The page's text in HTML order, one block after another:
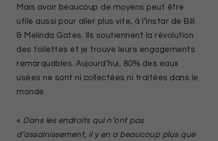
Mais avoir beaucoup de moyens peut être
utile aussi pour aller plus vite, à l’instar de Bill
& Melinda Gates. Ils soutiennent la révolution
des toilettes et je trouve leurs engagements
remarquables. Aujourd’hui, 80% des eaux
usées ne sont ni collectées ni traitées dans le
monde.
« Dans les endroits qui n’ont pas
d’assainissement, il y en a beaucoup plus que